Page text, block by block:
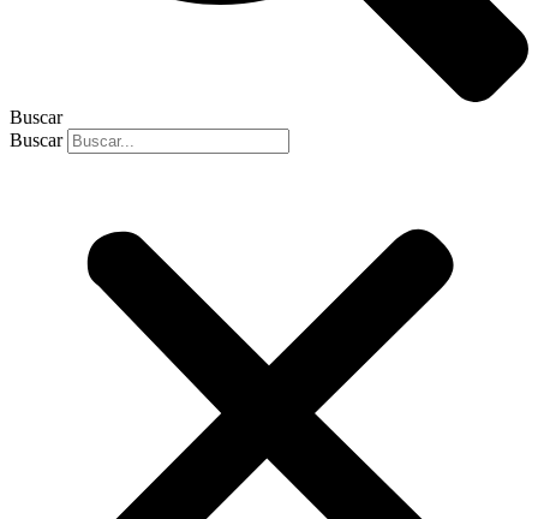
Buscar
Buscar